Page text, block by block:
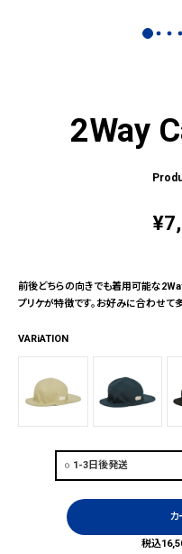
2Way
¥
前後どちらの向きでも着用可能な
プリケが特徴です。お好みに合わせて
VARiATION
カ
税込